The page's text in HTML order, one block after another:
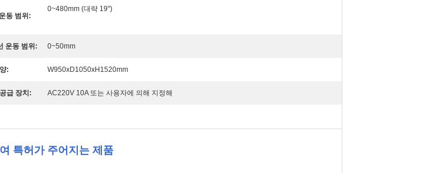
동 범위:
0~480mm (대략 19")
운동 범위: 0~50mm
: W950xD1050xH1520mm
급 장치: AC220V 10A 또는 사용자에 의해 지정해
특허가 주어지는 제품